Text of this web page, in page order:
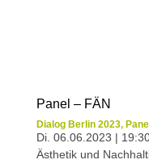
Panel – FÄN
Dialog Berlin 2023,
Di. 06.06.2023 |
Ästhetik und